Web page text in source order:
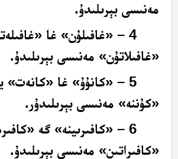
مەنىسى بېرىلىدۇ.
4 – «غافىلۇن» غا
«غافىلاتۇن» مەنىسى بېرىلىدۇ.
5 – «كانۇۇ» غا «كانەت»
«كۇننە» مەنىسى بېرىلىدۇر.
6 – «كافىرىينە» گە
«كافىراتىن» مەنىسى بېرىلىدۇ.